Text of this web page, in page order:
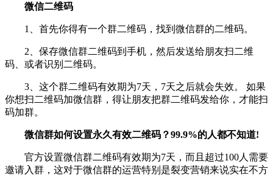
微信二维码
1、首先你得有一个群二维码，找到微信群的二维码。
2、保存微信群二维码到手机，然后发送给朋友扫二维
码、或者识别二维码。
3、这个群二维码有效期为7天，7天之后就会失效。 如果
你想扫二维码加微信群，得让朋友把群二维码发给你，才能扫
码加群。
微信群如何设置永久有效二维码？99.9%的人都不知道!
官方设置微信群二维码有效期为7天，而且超过100人需要
邀请入群，这对于微信群的运营特别是裂变营销来说实在不方